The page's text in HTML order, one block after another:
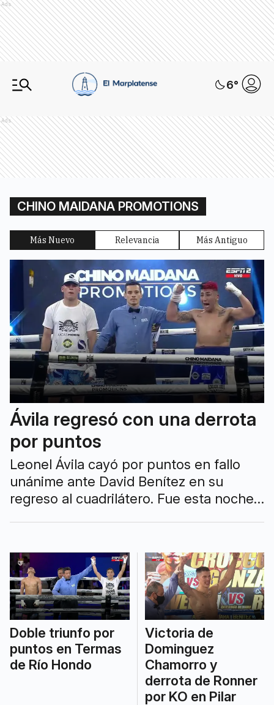
Ads
6°
Ads
CHINO MAIDANA PROMOTIONS
Más Nuevo Relevancia Más Antiguo
Ávila regresó con una derrota
por puntos
Leonel Ávila cayó por puntos en fallo
unánime ante David Benítez en su
regreso al cuadrilátero. Fue esta noche
Promotions.
Doble triunfo por
puntos en Termas
de Río Hondo
Victoria de
Dominguez
Chamorro y
derrota de Ronner
por KO en Pilar